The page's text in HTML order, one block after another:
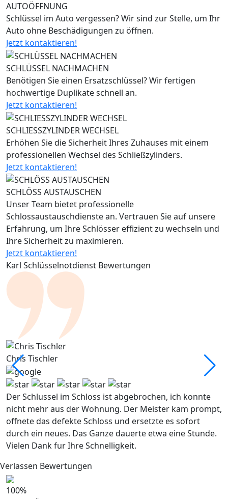
AUTOÖFFNUNG
Schlüssel im Auto vergessen? Wir sind zur Stelle, um Ihr
Auto ohne Beschädigungen zu öffnen.
Jetzt kontaktieren!
SCHLÜSSEL NACHMACHEN
Benötigen Sie einen Ersatzschlüssel? Wir fertigen
hochwertige Duplikate schnell an.
Jetzt kontaktieren!
SCHLIESSZYLINDER WECHSEL
Erhöhen Sie die Sicherheit Ihres Zuhauses mit einem
professionellen Wechsel des Schließzylinders.
Jetzt kontaktieren!
SCHLÖSS AUSTAUSCHEN
Unser Team bietet professionelle
Schlossaustauschdienste an. Vertrauen Sie auf unsere
Erfahrung, um Ihre Schlösser effizient zu wechseln und
Ihre Sicherheit zu maximieren.
Jetzt kontaktieren!
Karl Schlüsselnotdienst Bewertungen
Chris Tischler
Der Schlussel im Schloss ist abgebrochen, ich konnte
nicht mehr aus der Wohnung. Der Meister kam prompt,
offnete das defekte Schloss und ersetzte es sofort
durch ein neues. Das Ganze dauerte etwa eine Stunde.
Vielen Dank fur Ihre Schnelligkeit.
Verlassen Bewertungen
100%